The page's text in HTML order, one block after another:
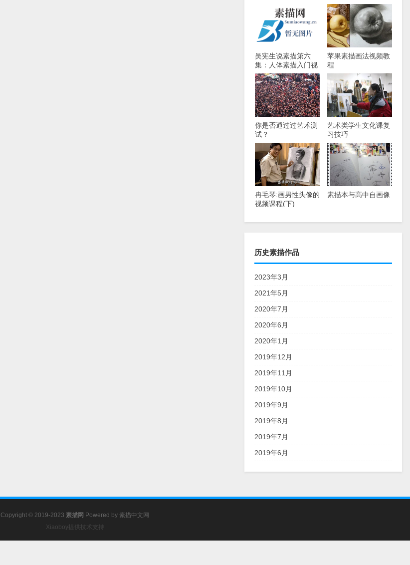
吴宪生说素描第六
集：人体素描入门视
频教程
苹果素描画法视频教
程
你是否通过过艺术测
试？
艺术类学生文化课复
习技巧
冉毛琴:画男性头像的
视频课程(下)
素描本与高中自画像
历史素描作品
2023年3月
2021年5月
2020年7月
2020年6月
2020年1月
2019年12月
2019年11月
2019年10月
2019年9月
2019年8月
2019年7月
2019年6月
Copyright © 2019-2023 素描网 Powered by 素描中文网
Xiaoboy提供技术支持